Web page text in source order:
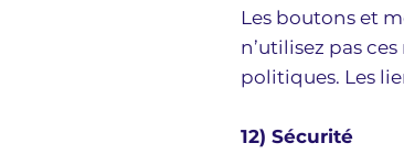
Les boutons et
n’utilisez pas
politiques. Les
12) Sécurité